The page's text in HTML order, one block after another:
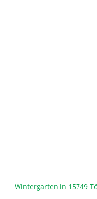
Wintergarten in 15749